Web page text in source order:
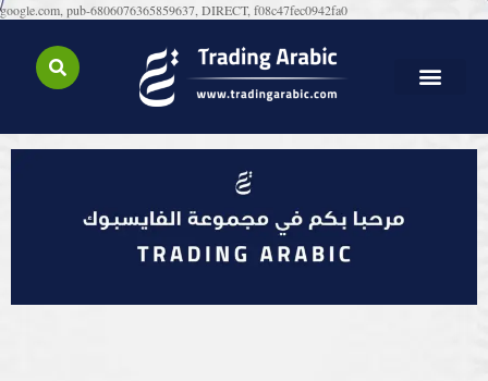
google.com, pub-6806076365859637, DIRECT, f08c47fec0942fa0